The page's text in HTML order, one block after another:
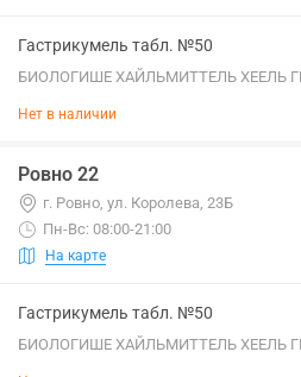
Гастрикумель табл. №50
БИОЛОГИШЕ ХАЙЛЬМИТТЕЛЬ ХЕЕЛЬ
Нет в наличии
Ровно 22
г. Ровно, ул. Королева, 23Б
Пн-Вс: 08:00-21:00
На карте
Гастрикумель табл. №50
БИОЛОГИШЕ ХАЙЛЬМИТТЕЛЬ ХЕЕЛЬ